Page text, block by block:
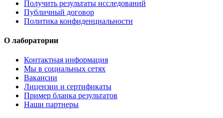
Получить результаты исследований
Публичный договор
Политика конфиденциальности
О лаборатории
Контактная информация
Мы в социальных сетях
Вакансии
Лицензии и сертификаты
Пример бланка результатов
Наши партнеры